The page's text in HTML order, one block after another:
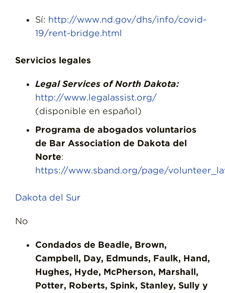
Sí: http://www.nd.gov/dhs/info/covid-
19/rent-bridge.html
Servicios legales
Legal Services of North Dakota:
http://www.legalassist.org/
(disponible en español)
Programa de abogados voluntarios
de Bar Association de Dakota del
Norte:
https://www.sband.org/page/
Dakota del Sur
No
Condados de Beadle, Brown,
Campbell, Day, Edmunds, Faulk, Hand,
Hughes, Hyde, McPherson, Marshall,
Potter, Roberts, Spink, Stanley, Sully y